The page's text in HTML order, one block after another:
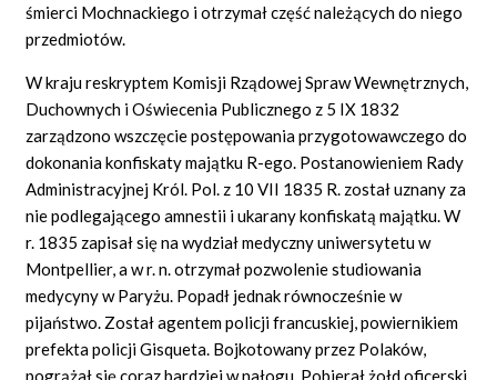
śmierci Mochnackiego i otrzymał część należących do niego
przedmiotów.
W kraju reskryptem Komisji Rządowej Spraw Wewnętrznych,
Duchownych i Oświecenia Publicznego z 5 IX 1832
zarządzono wszczęcie postępowania przygotowawczego do
dokonania konfiskaty majątku R-ego. Postanowieniem Rady
Administracyjnej Król. Pol. z 10VII 1835 R. został uznany za
nie podlegającego amnestii i ukarany konfiskatą majątku. W
r. 1835 zapisał się na wydział medyczny uniwersytetu w
Montpellier, a w r. n. otrzymał pozwolenie studiowania
medycyny w Paryżu. Popadł jednak równocześnie w
pijaństwo. Został agentem policji francuskiej, powiernikiem
prefekta policji Gisqueta. Bojkotowany przez Polaków,
pogrążał się coraz bardziej w nałogu. Pobierał żołd oficerski